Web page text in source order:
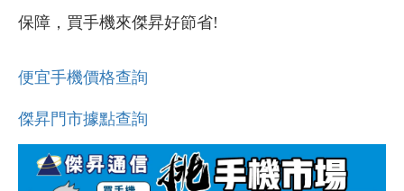
保障，買手機來傑昇好節省!
便宜手機價格查詢
傑昇門市據點查詢